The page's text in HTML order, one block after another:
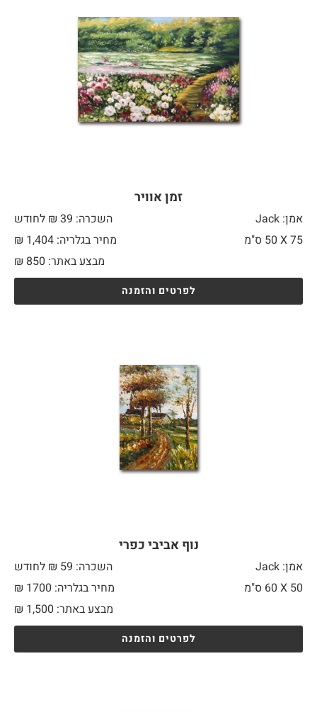
זמן אוויר
אמן: Jack
השכרה: 39 ₪ לחודש
75 X
מחיר בגלריה: 1,404 ₪
מבצע באתר:
₪ 850
לפרטים והזמנה
נוף אביבי כפרי
אמן: Jack
השכרה: 59 ₪ לחודש
50 X
מחיר בגלריה: 1700 ₪
מבצע באתר:
₪ 1,500
לפרטים והזמנה